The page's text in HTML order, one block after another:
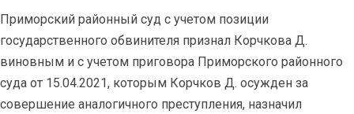
Приморский районный суд с учетом позиции
государственного обвинителя признал Корчкова Д.
виновным и с учетом приговора Приморского районного
суда от 15.04.2021, которым Корчков Д. осужден за
совершение аналогичного преступления, назначил